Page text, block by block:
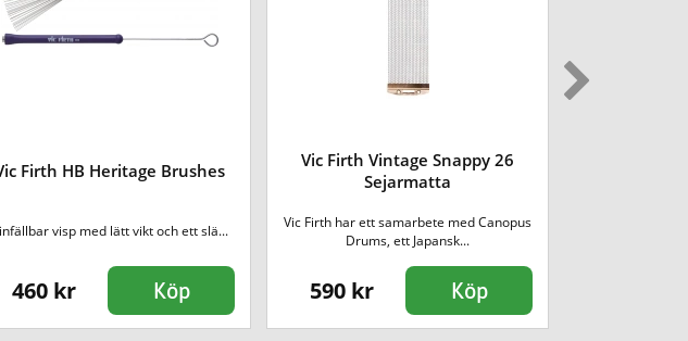
Firth HB Heritage Brushes
visp med lätt vikt och ett slä...
460 kr Köp
Vic Firth Vintage Snappy 26
Sejarmatta
Vic Firth har ett samarbete med Canopus
Drums, ett Japansk...
590 kr Köp